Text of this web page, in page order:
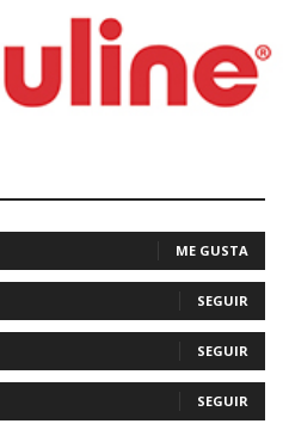
ME GUSTA
SEGUIR
SEGUIR
SEGUIR